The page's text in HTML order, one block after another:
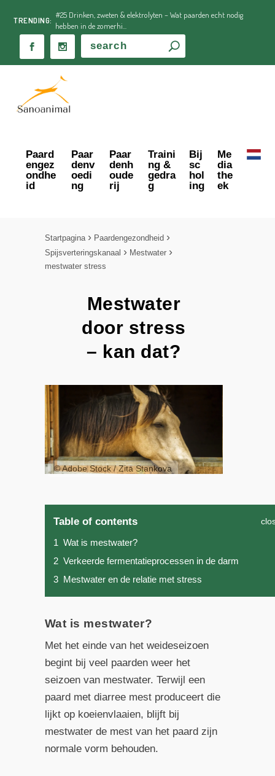
TRENDING:
#25 Drinken, zweten & elektrolyten – Wat paarden echt nodig
hebben in de zomerhi...
Paard
engez
ondhe
id
Paar
denv
oedi
ng
Paar
denh
oude
rij
Traini
ng &
gedra
g
Bij
sc
hol
ing
Me
dia
the
ek
Startpagina
Paardengezondheid
Spijsverteringskanaal
Mestwater
mestwater stress
Mestwater
door stress
– kan dat?
© Adobe Stock / Zita Stankova
Table of contents
1 Wat is mestwater?
2 Verkeerde fermentatieprocessen in de darm
3 Mestwater en de relatie met stress
Wat is mestwater?
Met het einde van het weideseizoen
begint bij veel paarden weer het
seizoen van mestwater. Terwijl een
paard met diarree mest produceert die
lijkt op koeienvlaaien, blijft bij
mestwater de mest van het paard zijn
normale vorm behouden.